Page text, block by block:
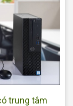
trung tâm